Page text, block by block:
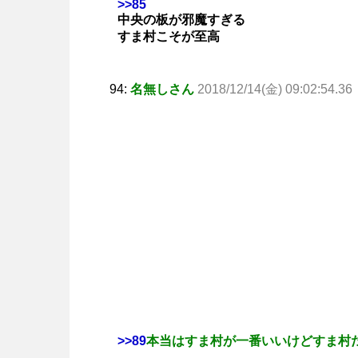
>>85
中央の板が邪魔すぎる
すま村こそが至高
94: 名無しさん 2018/12/14(金) 09:02:54.36
>>89本当はすま村が一番いいけどすま